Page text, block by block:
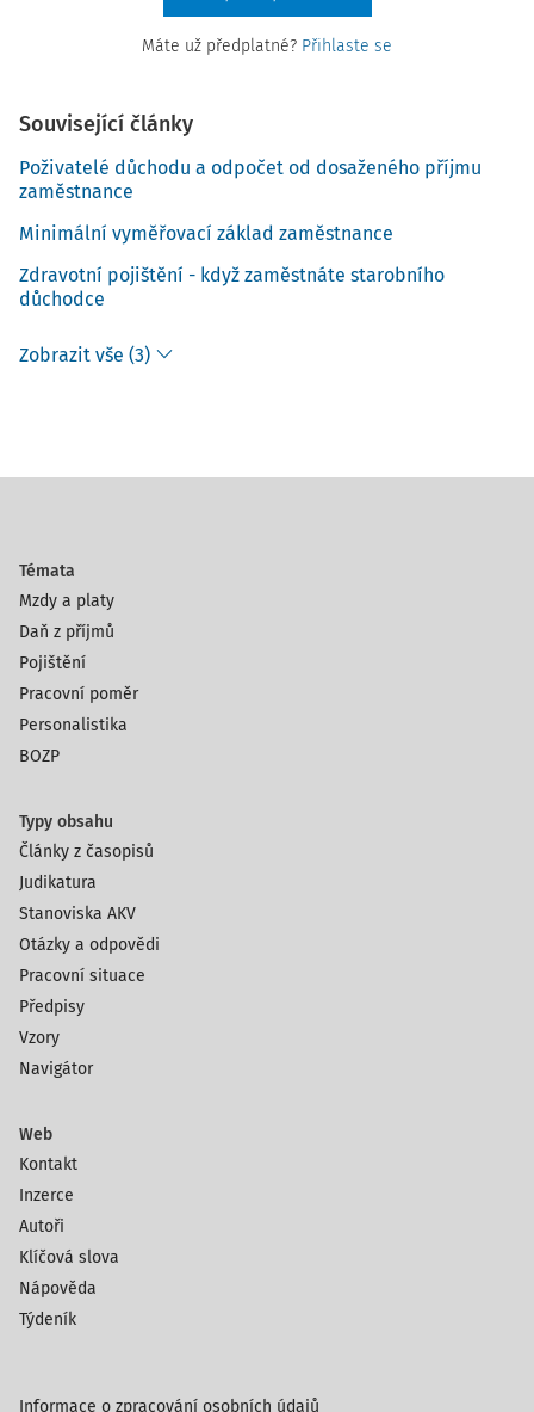
Máte už předplatné? Přihlaste se
Související články
Poživatelé důchodu a odpočet od dosaženého příjmu
zaměstnance
Minimální vyměřovací základ zaměstnance
Zdravotní pojištění - když zaměstnáte starobního
důchodce
Zobrazit vše (3)
Témata
Mzdy a platy
Daň z příjmů
Pojištění
Pracovní poměr
Personalistika
BOZP
Typy obsahu
Články z časopisů
Judikatura
Stanoviska AKV
Otázky a odpovědi
Pracovní situace
Předpisy
Vzory
Navigátor
Web
Kontakt
Inzerce
Autoři
Klíčová slova
Nápověda
Týdeník
Informace o zpracování osobních údajů